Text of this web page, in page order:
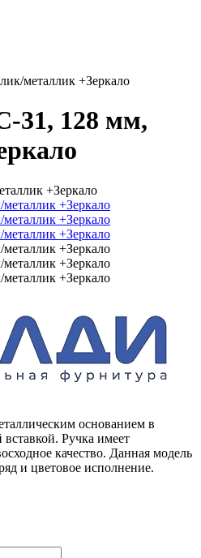
металлик +Зеркало
31, 128 мм,
+Зеркало
основанием в
Ручка имеет
качество. Данная модель
и цветовое исполнение.